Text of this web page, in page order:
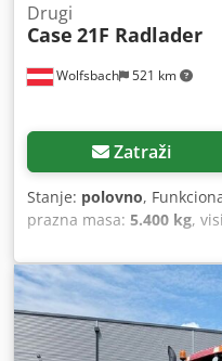
Wolfsbach 521 km
Drugi
Case 21F Radlader
Zatraži
Stanje: polovno,
prazna masa: 5.400 kg,
,
5.550 mm, građevinska
Diesel Motor, širina